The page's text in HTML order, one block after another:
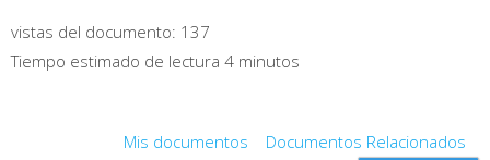
vistas del documento: 137
Tiempo estimado de lectura 4 minutos
Mis documentos Documentos Relacionados